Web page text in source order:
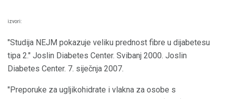
izvori:
"Studija NEJM pokazuje veliku prednost fibre u dijabetesu
tipa 2." Joslin Diabetes Center. Svibanj 2000. Joslin
Diabetes Center. 7. siječnja 2007.
"Preporuke za ugljikohidrate i vlakna za osobe s